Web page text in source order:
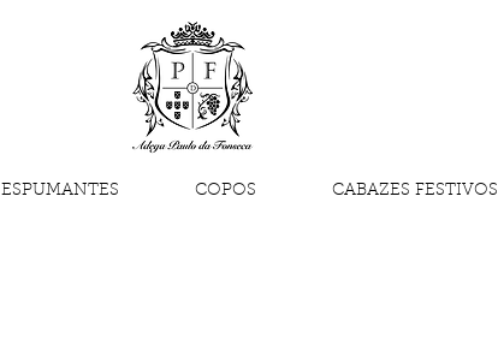
ESPUMANTES COPOS CABAZES FESTIVOS